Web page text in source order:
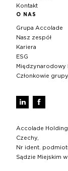
Kontakt
O NAS
Grupa Accolade
Nasz zespół
Kariera
ESG
Międzynarodowy
Członkowie grupy
Accolade
Czechy,
Nr ident.
Sądzie Miejskim w